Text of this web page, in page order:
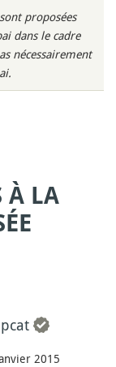
proposées
dans le cadre
nécessairement
À LA
2015